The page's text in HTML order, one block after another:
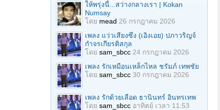
ให้พรุ่งนี้...สว่างกลางเรา | Kokan
Numsay
โดย mead 26 กรกฎาคม 2026
เพลง แว่วเสียงซึง (เอิงเอย) ปภาวริญจ์
กำจรเกียรติสกุล
โดย sam_sbcc 24 กรกฎาคม 2026
เพลง รักเหมือนเหล็กไหล ชรัมภ์ เทพชัย
โดย sam_sbcc 30 กรกฎาคม 2026
เพลง รักด้วยเลือด ธานินทร์ อินทรเทพ
โดย sam_sbcc อาทิตย์ เวลา 11:53